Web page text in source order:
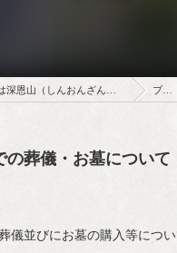
ブログ
の葬儀・お墓について
儀並びにお墓の購入等につ